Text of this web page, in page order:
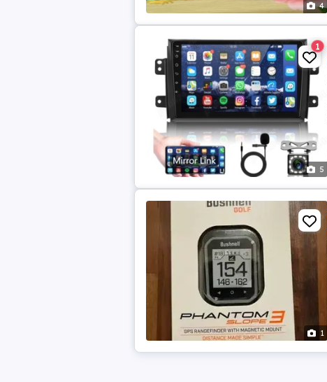
4
5
1
1